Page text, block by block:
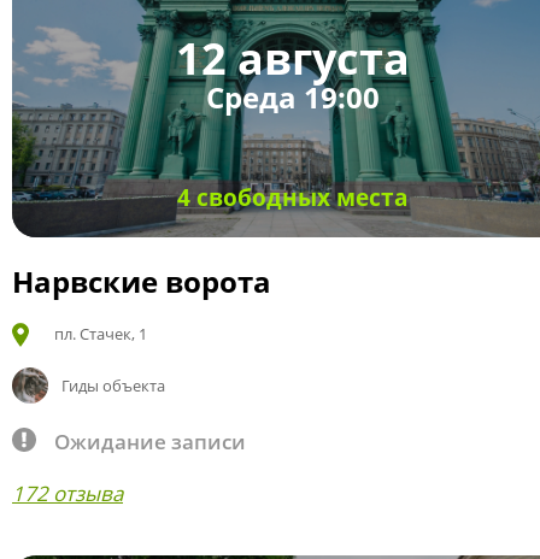
12 августа
Среда 19:00
4 свободных места
Нарвские ворота
пл. Стачек, 1
Гиды объекта
Ожидание записи
172 отзыва